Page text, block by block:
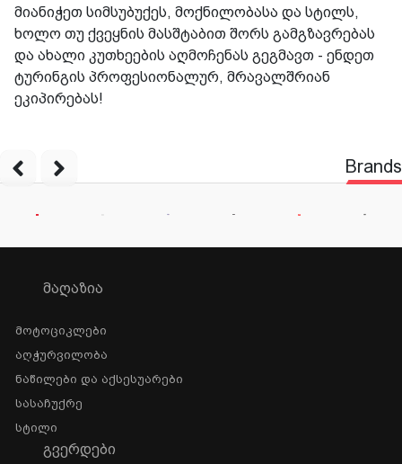
მიანიჭეთ სიმსუბუქეს, მოქნილობასა და სტილს,
ხოლო თუ ქვეყნის მასშტაბით შორს გამგზავრებას
და ახალი კუთხეების აღმოჩენას გეგმავთ - ენდეთ
ტურინგის პროფესიონალურ, მრავალშრიან
ეკიპირებას!
Brands
ᲛᲐᲦᲐᲖᲘᲐ
Მოტოციკლები
Აღჭურვილობა
Ნაწილები Და Აქსესუარები
Სასაჩუქრე
Სტილი
ᲒᲕᲔᲠᲓᲔᲑᲘ